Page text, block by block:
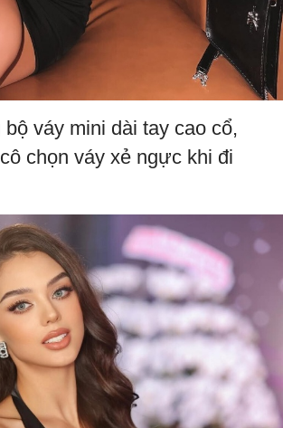
váy mini dài tay cao cổ,
chọn váy xẻ ngực khi đi